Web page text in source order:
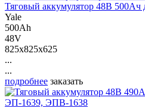
Тяговый аккумулятор 48В 500Ач
Yale
500Ah
48V
825x825x625
...
...
подробнее заказать